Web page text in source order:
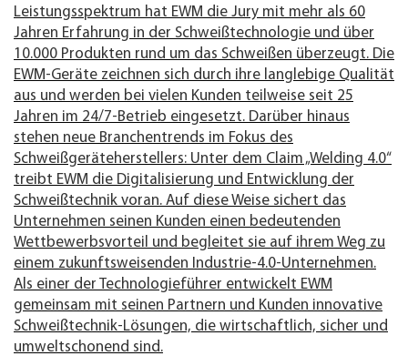
Leistungsspektrum hat EWM die Jury mit mehr als 60
Jahren Erfahrung in der Schweißtechnologie und über
10.000 Produkten rund um das Schweißen überzeugt. Die
EWM-Geräte zeichnen sich durch ihre langlebige Qualität
aus und werden bei vielen Kunden teilweise seit 25
Jahren im 24/7-Betrieb eingesetzt. Darüber hinaus
stehen neue Branchentrends im Fokus des
Schweißgeräteherstellers: Unter dem Claim „Welding 4.0“
treibt EWM die Digitalisierung und Entwicklung der
Schweißtechnik voran. Auf diese Weise sichert das
Unternehmen seinen Kunden einen bedeutenden
Wettbewerbsvorteil und begleitet sie auf ihrem Weg zu
einem zukunftsweisenden Industrie-4.0-Unternehmen.
Als einer der Technologieführer entwickelt EWM
gemeinsam mit seinen Partnern und Kunden innovative
Schweißtechnik-Lösungen, die wirtschaftlich, sicher und
umweltschonend sind.